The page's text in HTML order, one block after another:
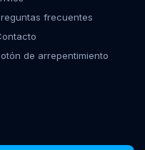
frecuentes
de arrepentimiento